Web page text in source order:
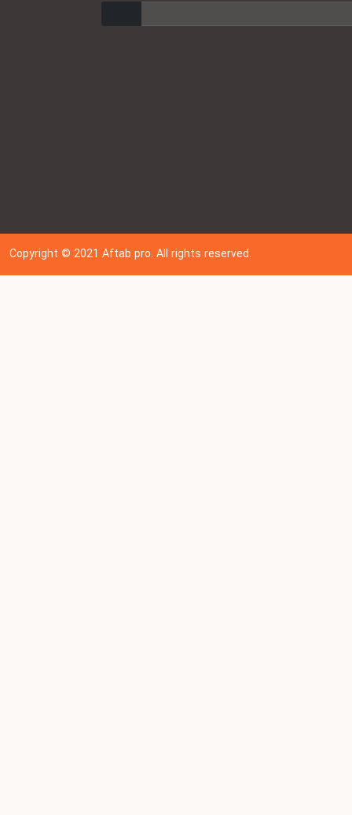
Copyright © 202 1Aftab pro. All rights reserved.